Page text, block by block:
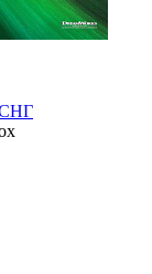
СНГ